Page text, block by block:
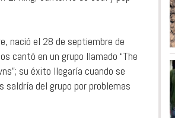
nació el 28 de septiembre de
cantó en un grupo llamado “The
su éxito llegaría cuando se
saldría del grupo por problemas